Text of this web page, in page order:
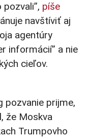
píše
navštíviť aj
agentúry
informácií” a nie
cieľov.
pozvanie prijme,
že Moskva
Trumpovho